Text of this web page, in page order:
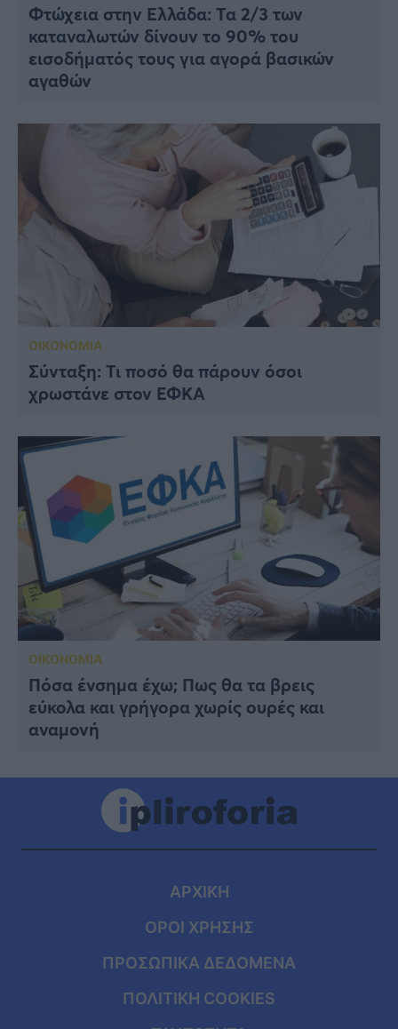
Φτώχεια στην Ελλάδα: Τα 2/3 των
καταναλωτών δίνουν το 90% του
εισοδήματός τους για αγορά βασικών
αγαθών
ΟΙΚΟΝΟΜΙΑ
Σύνταξη: Τι ποσό θα πάρουν όσοι
χρωστάνε στον ΕΦΚΑ
ΟΙΚΟΝΟΜΙΑ
Πόσα ένσημα έχω; Πως θα τα βρεις
εύκολα και γρήγορα χωρίς ουρές και
αναμονή
ΑΡΧΙΚΗ
ΟΡΟΙ ΧΡΗΣΗΣ
ΠΡΟΣΩΠΙΚΑ ΔΕΔΟΜΕΝΑ
ΠΟΛΙΤΙΚΗ COOKIES